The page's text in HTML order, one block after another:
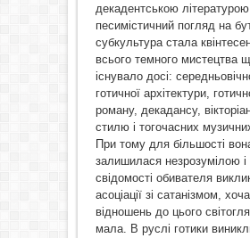
декадентською
песимістичний погляд на
субкультура стала
всього темного мистецтва
існувало досі:
готичної архітектури,
роману, декадансу,
стилю і тогочасних
При тому для більшості
залишилася незрозумілою і
свідомості обивателя
асоціації зі сатанізмом,
відношень до цього
мала. В руслі готики